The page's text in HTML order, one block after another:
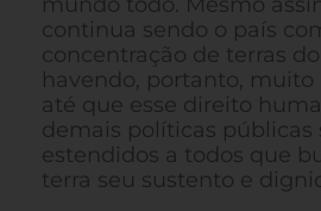
continua sendo o país
concentração de terras
havendo, portanto, muito
até que esse direito
demais políticas públicas
estendidos a todos que
terra seu sustento e